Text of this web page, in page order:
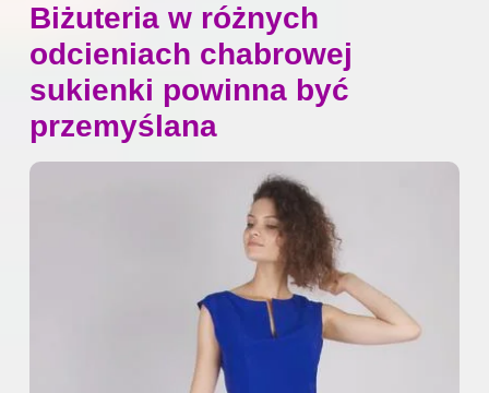
Biżuteria w różnych
odcieniach chabrowej
sukienki powinna być
przemyślana